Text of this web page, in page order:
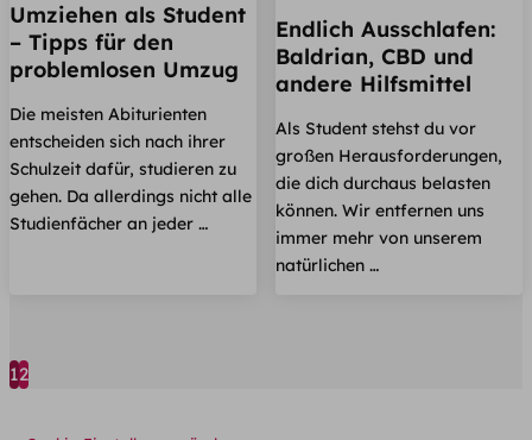
Umziehen als Student
– Tipps für den
problemlosen Umzug
Die meisten Abiturienten
entscheiden sich nach ihrer
Schulzeit dafür, studieren zu
gehen. Da allerdings nicht alle
Studienfächer an jeder …
Endlich Ausschlafen:
Baldrian, CBD und
andere Hilfsmittel
Als Student stehst du vor
großen Herausforderungen,
die dich durchaus belasten
können. Wir entfernen uns
immer mehr von unserem
natürlichen …
12